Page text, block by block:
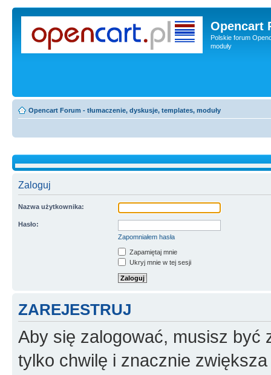
Opencart
Polskie forum
moduły
Opencart Forum - tłumaczenie, dyskusje, templates, moduły
Zaloguj
Nazwa użytkownika:
Hasło:
Zapomniałem hasła
Zapamiętaj mnie
Ukryj mnie w tej sesji
ZAREJESTRUJ
Aby się zalogować, musisz być
tylko chwilę i znacznie